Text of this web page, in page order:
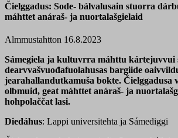
Čielggadus: Sode- bálvalusain stuorra
máhttet anáraš- ja nuortalašgielaid
Almmustahtton 16.8.2023
Sámegiela ja kultuvrra máhttu kártejuvvui
dearvvašvuođafuolahusas bargiide
jearahallandutkamuša bokte. Čielggadusa
olbmuid, geat máhttet anáraš- ja
hohpolaččat lasi.
Dieđáhus: Lappi universitehta ja Sámediggi